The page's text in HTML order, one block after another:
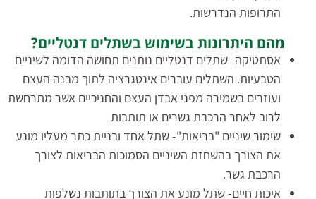
התרופות הנדרשות.
מהם היתרונות בשימוש בשתלים דנטליים?
אסתטיקה- שתלים דנטליים נותנים תחושה הדומה לשיניים
הטבעיות. השתלים עוברים אינטגרציה לתוך מבנה העצם
ועוזרים בשמירה מפני אבדן העצם והחניכיים אשר מתרחשת
לרוב לאחר הרכבת גשרים או תותבות
שימור שיניים "בריאות"- שתל אחד ובניית כתר מעליו מונע
את הצורך בהשחזת השיניים הסמוכות הבריאות לצורך
הרכבת גשר.
איכות חיים- שתל מונע את הצורך בתותבות נשלפות